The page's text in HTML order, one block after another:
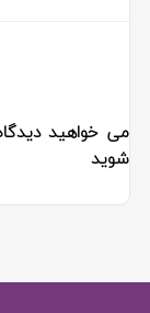
می خواهید
شوید